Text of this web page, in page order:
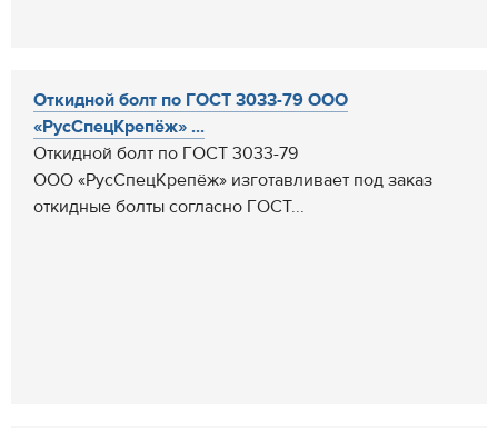
Откидной болт по ГОСТ 3033-79 ООО
«РусСпецКрепёж» ...
Откидной болт по ГОСТ 3033-79
ООО «РусСпецКрепёж» изготавливает под заказ
откидные болты согласно ГОСТ...